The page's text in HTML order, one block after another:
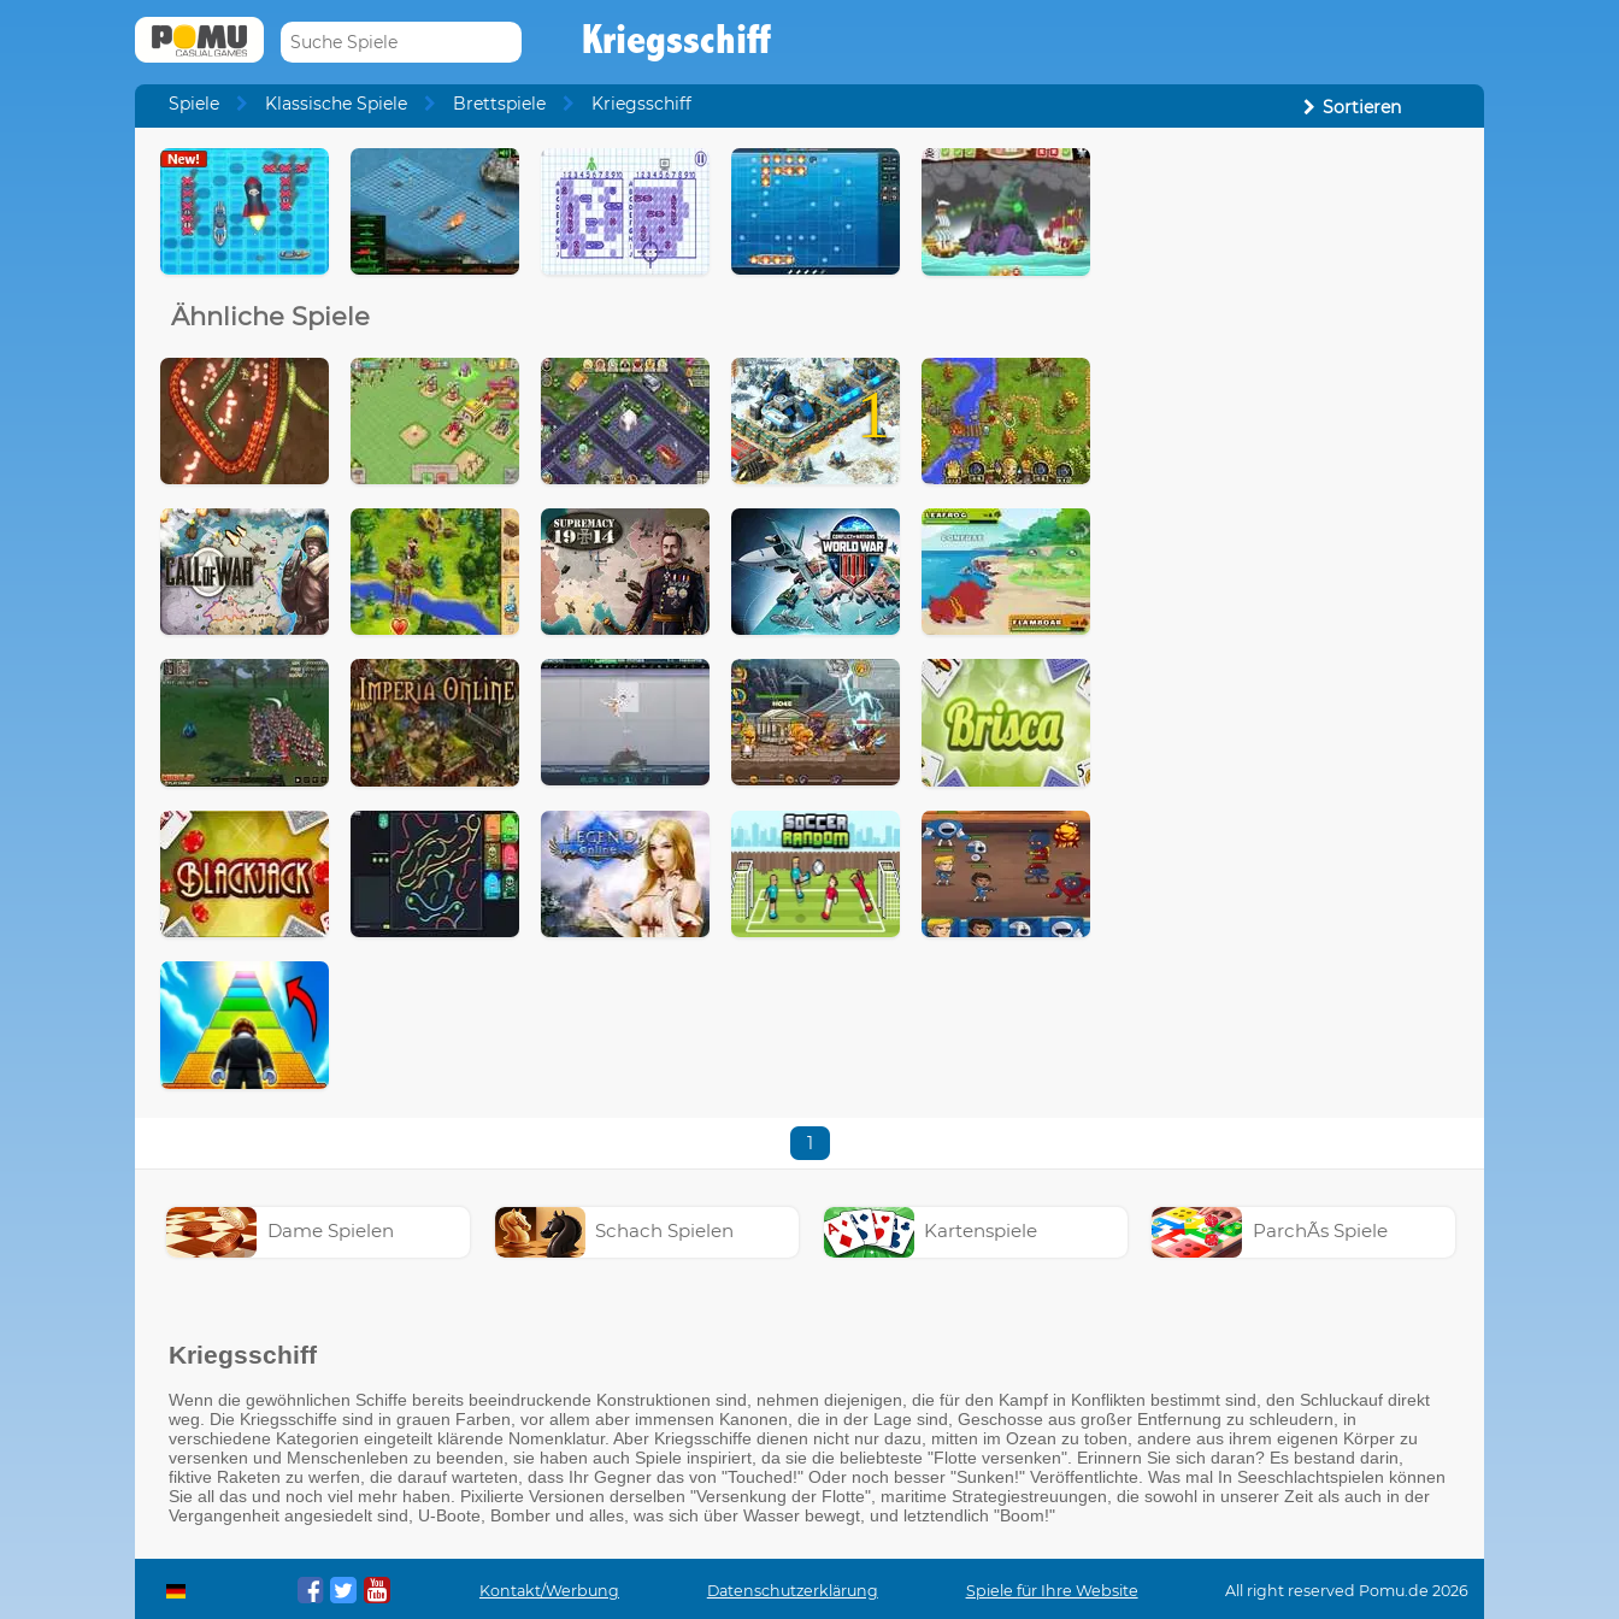
Kriegsschiff
Spiele Klassische Spiele Brettspiele Kriegsschiff Sortieren
Ähnliche Spiele
1
1
Dame Spielen Schach Spielen Kartenspiele ParchÃ­s Spiele
Kriegsschiff
Wenn die gewöhnlichen Schiffe bereits beeindruckende Konstruktionen sind, nehmen diejenigen, die für den Kampf in Konflikten bestimmt sind, den Schluckauf direkt
weg. Die Kriegsschiffe sind in grauen Farben, vor allem aber immensen Kanonen, die in der Lage sind, Geschosse aus großer Entfernung zu schleudern, in
verschiedene Kategorien eingeteilt klärende Nomenklatur. Aber Kriegsschiffe dienen nicht nur dazu, mitten im Ozean zu toben, andere aus ihrem eigenen Körper zu
versenken und Menschenleben zu beenden, sie haben auch Spiele inspiriert, da sie die beliebteste "Flotte versenken". Erinnern Sie sich daran? Es bestand darin,
fiktive Raketen zu werfen, die darauf warteten, dass Ihr Gegner das von "Touched!" Oder noch besser "Sunken!" Veröffentlichte. Was mal In Seeschlachtspielen können
Sie all das und noch viel mehr haben. Pixilierte Versionen derselben "Versenkung der Flotte", maritime Strategiestreuungen, die sowohl in unserer Zeit als auch in der
Vergangenheit angesiedelt sind, U-Boote, Bomber und alles, was sich über Wasser bewegt, und letztendlich "Boom!"
Kontakt/Werbung Datenschutzerklärung Spiele für Ihre Website All right reserved Pomu.de 2026